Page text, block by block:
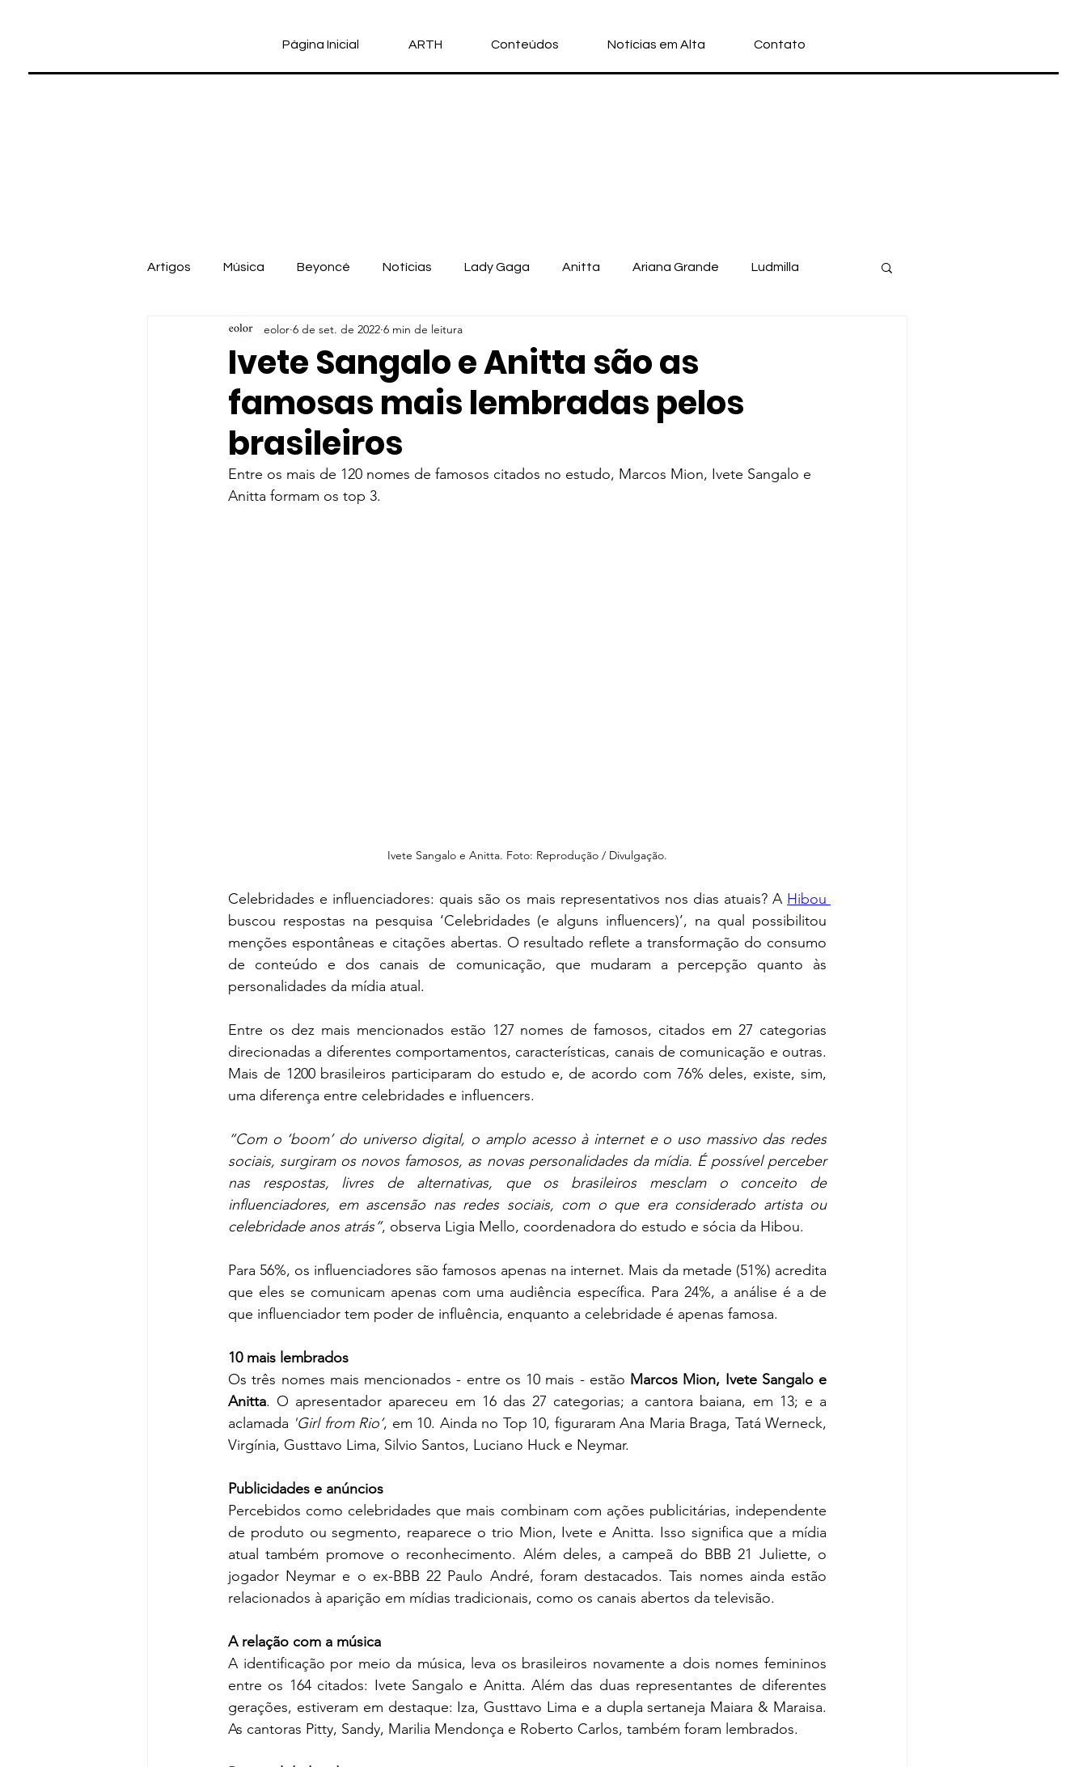
Página Inicial ARTH Conteúdos Notícias em Alta Contato
Artigos Música Beyoncé Notícias Lady Gaga Anitta Ariana Grande Ludmilla
Dua Lipa Pabllo Vittar Michael Jackson
gloria groove Gloria Groove Entretenimento Taylor Swift Música Mundial
Ivete Sangalo e Anitta são as
famosas mais lembradas pelos
brasileiros
eolor 6 de set. de 2022 6 min de leitura
Entre os mais de 120 nomes de famosos citados no estudo, Marcos Mion, Ivete Sangalo e
Anitta formam os top 3.
Ivete Sangalo e Anitta. Foto: Reprodução / Divulgação.
Celebridades e influenciadores: quais são os mais representativos nos dias atuais? A
buscou respostas na pesquisa ‘Celebridades (e alguns influencers)’, na qual possibilitou
menções espontâneas e citações abertas. O resultado reflete a transformação do consumo
de conteúdo e dos canais de comunicação, que mudaram a percepção quanto às
personalidades da mídia atual.
Entre os dez mais mencionados estão 127 nomes de famosos, citados em 27 categorias
direcionadas a diferentes comportamentos, características, canais de comunicação e outras.
Mais de 1200 brasileiros participaram do estudo e, de acordo com 76% deles, existe, sim,
uma diferença entre celebridades e influencers.
“Com o ‘boom’ do universo digital, o amplo acesso à internet e o uso massivo das redes
sociais, surgiram os novos famosos, as novas personalidades da mídia. É possível perceber
nas respostas, livres de alternativas, que os brasileiros mesclam o conceito de
influenciadores, em ascensão nas redes sociais, com o que era considerado artista ou
celebridade anos atrás”, observa Ligia Mello, coordenadora do estudo e sócia da Hibou.
Para 56%, os influenciadores são famosos apenas na internet. Mais da metade (51%) acredita
que eles se comunicam apenas com uma audiência específica. Para 24%, a análise é a de
que influenciador tem poder de influência, enquanto a celebridade é apenas famosa.
10 mais lembrados
Os três nomes mais mencionados - entre os 10 mais - estão Marcos Mion, Ivete Sangalo e
Anitta. O apresentador apareceu em 16 das 27 categorias; a cantora baiana, em 13; e a
aclamada 'Girl from Rio’, em 10. Ainda no Top 10, figuraram Ana Maria Braga, Tatá Werneck,
Virgínia, Gusttavo Lima, Silvio Santos, Luciano Huck e Neymar.
Publicidades e anúncios
Percebidos como celebridades que mais combinam com ações publicitárias, independente
de produto ou segmento, reaparece o trio Mion, Ivete e Anitta. Isso significa que a mídia
atual também promove o reconhecimento. Além deles, a campeã do BBB 21 Juliette, o
jogador Neymar e o ex-BBB 22 Paulo André, foram destacados. Tais nomes ainda estão
relacionados à aparição em mídias tradicionais, como os canais abertos da televisão.
A relação com a música
A identificação por meio da música, leva os brasileiros novamente a dois nomes femininos
entre os 164 citados: Ivete Sangalo e Anitta. Além das duas representantes de diferentes
gerações, estiveram em destaque: Iza, Gusttavo Lima e a dupla sertaneja Maiara & Maraisa.
As cantoras Pitty, Sandy, Marilia Mendonça e Roberto Carlos, também foram lembrados.